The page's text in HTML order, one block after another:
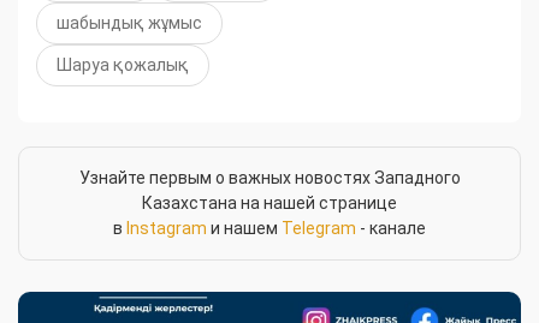
шабындық жұмыс
Шаруа қожалық
Узнайте первым о важных новостях Западного
Казахстана на нашей странице
в Instagram и нашем Telegram - канале